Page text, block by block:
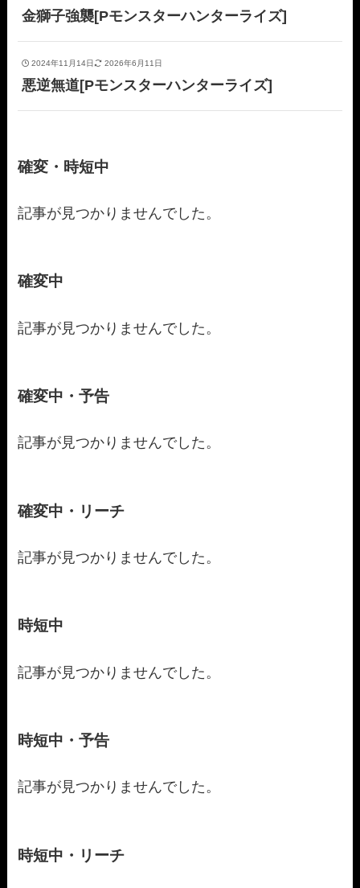
金獅子強襲[Pモンスターハンターライズ]
2024年11月14日 2026年6月11日
悪逆無道[Pモンスターハンターライズ]
確変・時短中
記事が見つかりませんでした。
確変中
記事が見つかりませんでした。
確変中・予告
記事が見つかりませんでした。
確変中・リーチ
記事が見つかりませんでした。
時短中
記事が見つかりませんでした。
時短中・予告
記事が見つかりませんでした。
時短中・リーチ